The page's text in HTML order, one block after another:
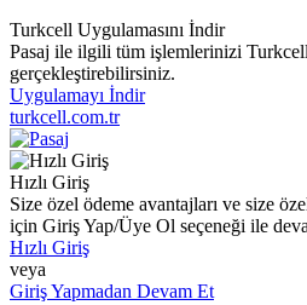
Turkcell Uygulamasını İndir
Pasaj ile ilgili tüm işlemlerinizi Turkcell
gerçekleştirebilirsiniz.
Uygulamayı İndir
turkcell.com.tr
Hızlı Giriş
Size özel ödeme avantajları ve size
için Giriş Yap/Üye Ol seçeneği ile
Hızlı Giriş
veya
Giriş Yapmadan Devam Et